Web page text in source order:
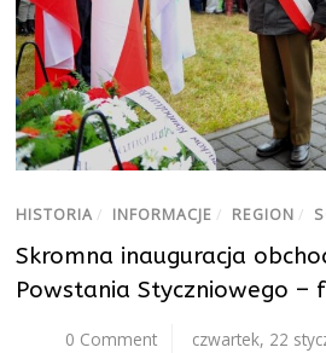
HISTORIA / INFORMACJE / REGION /
Skromna inauguracja
Powstania Styczniowego –
0 Comment czwartek, 22